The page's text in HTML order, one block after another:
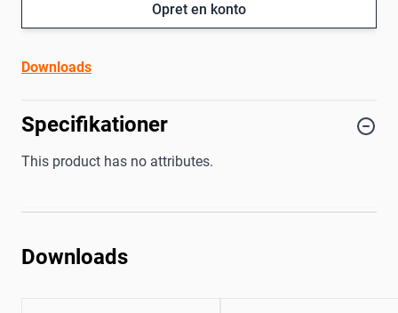
Opret en konto
Downloads
Specifikationer
This product has no attributes.
Downloads